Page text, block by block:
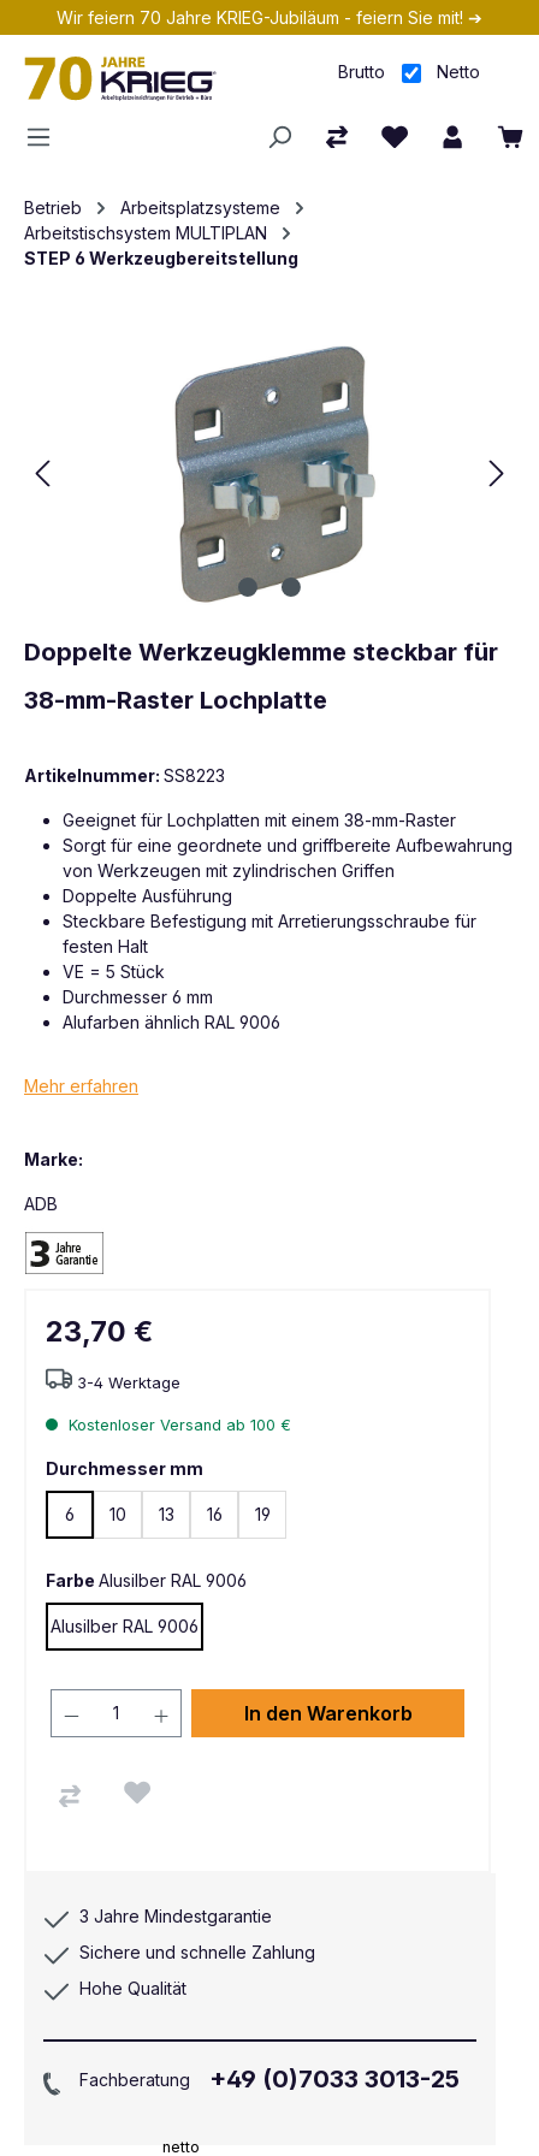
Zum Hauptinhalt springen
Wir feiern 70 Jahre KRIEG-Jubiläum - feiern Sie mit! ➔
Brutto Netto
Betrieb
Arbeitsplatzsysteme
Arbeitstischsystem MULTIPLAN
STEP 6 Werkzeugbereitstellung
Doppelte Werkzeugklemme steckbar für
38-mm-Raster Lochplatte
Artikelnummer: SS8223
Geeignet für Lochplatten mit einem 38-mm-Raster
Sorgt für eine geordnete und griffbereite Aufbewahrung
von Werkzeugen mit zylindrischen Griffen
Doppelte Ausführung
Steckbare Befestigung mit Arretierungsschraube für
festen Halt
VE = 5 Stück
Durchmesser 6 mm
Alufarben ähnlich RAL 9006
Mehr erfahren
Marke:
ADB
23,70 €
netto
3-4 Werktage
Kostenloser Versand ab 100 €
Durchmesser mm
6 10 13 16 19
Farbe Alusilber RAL 9006
Alusilber RAL 9006
In den Warenkorb
3 Jahre Mindestgarantie
Sichere und schnelle Zahlung
Hohe Qualität
Fachberatung +49 (0)7033 3013-25